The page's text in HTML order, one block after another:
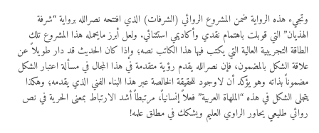
وتجيء هذه الرواية ضمن المشروع الروائي (الشرفات) الذي افتتحه نصرالله برواية “شرفة
الهذيان” التي قوبلت باهتمام نقدي وأكاديمي استثنائي. ولعل أبرز مايحمله هذا المشروع تلك
الطاقة التجريبية العالية التي يكتب فيها هذا الكاتب نصه؛ وإذا كان الحديث قد دار طويلاً عن
علاقة الشكل بالمضمون، فإن نصرالله يقدم رؤية متقدمة في هذا المجال في مسألة اعتبار الشكل
مضموناً بذاته وهو يؤكد أن لاوجود للحقيقة الخالصة عبر هذا البناء الفني الذي يقدمه؛ وهكذا
يتجلى الشكل في هذه “الملهاة العربية” فعلاً إنسانياً، مرتبطاً أشد الارتباط بمعنى الحرية في نص
روائي طليعي يحاور الراوي العليم ويشكك في مطلق علمه!